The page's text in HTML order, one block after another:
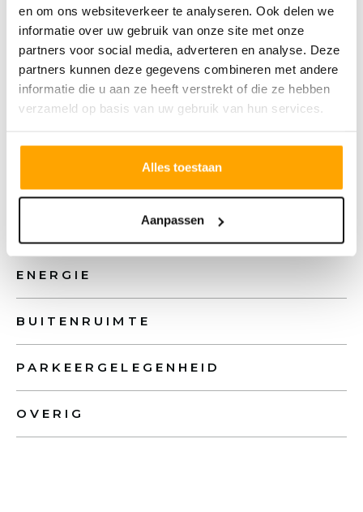
en om ons websiteverkeer te analyseren. Ook delen we
informatie over uw gebruik van onze site met onze
partners voor social media, adverteren en analyse. Deze
partners kunnen deze gegevens combineren met andere
informatie die u aan ze heeft verstrekt of die ze hebben
verzameld op basis van uw gebruik van hun services.
Alles toestaan
Aanpassen
Soort object
Woonhuis
Soort woning
Eengezinswoning
Type woning
Twee onder één kapwoning
Bouwjaar
2021
Bouwjaar periodeVANAF_2011_TM_2020
Nieuwbouw
ENERGIE
BUITENRUIMTE
PARKEERGELEGENHEID
OVERIG